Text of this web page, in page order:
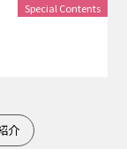
Special Contents
介